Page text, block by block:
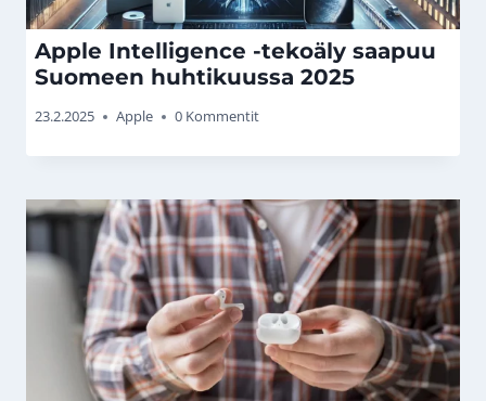
Apple Intelligence -tekoäly saapuu
Suomeen huhtikuussa 2025
23.2.2025 Apple 0 Kommentit